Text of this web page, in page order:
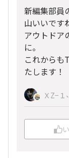
新編集部員
山いいです
アウトドア
に。
これからも
たします！
ＸZ−１ 、